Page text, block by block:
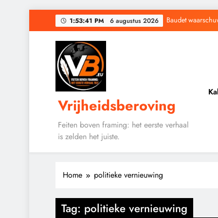
1:53:42 PM 6 augustus 2026
Baudet
Baudet
Waarom
Vrijheidsberoving
Feiten boven framing: het eerste verhaal
is zelden het juiste.
Home politieke vernieuwing
Tag: politieke vernieuwing